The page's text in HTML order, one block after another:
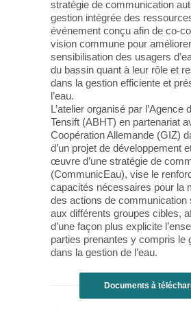
stratégie de communication
gestion intégrée des
événement conçu afin de co-
vision commune pour
sensibilisation des usagers
du bassin quant à leur rôle et
dans la gestion efficiente et
l’eau.
L’atelier organisé par l’Agence
Tensift (ABHT) en partenariat
Coopération Allemande (GIZ)
d’un projet de développement
œuvre d’une stratégie de
(CommunicEau), vise le
capacités nécessaires pour la
des actions de communication
aux différents groupes cibles,
d’une façon plus explicite
parties prenantes y compris le
dans la gestion de l’eau.
Documents à